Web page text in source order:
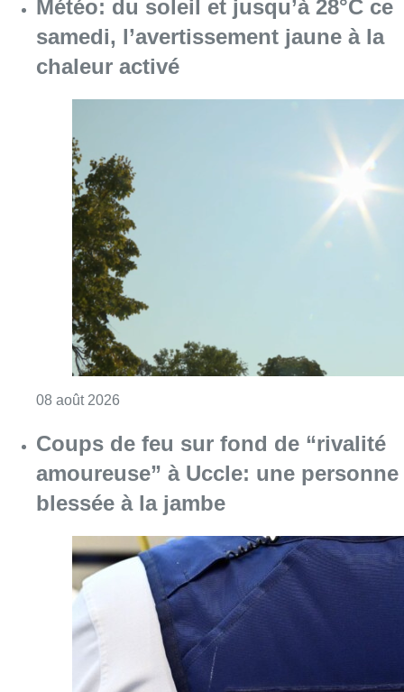
Météo: du soleil et jusqu’à 28°C ce
samedi, l’avertissement jaune à la
chaleur activé
08 août 2026
Coups de feu sur fond de “rivalité
amoureuse” à Uccle: une personne
blessée à la jambe